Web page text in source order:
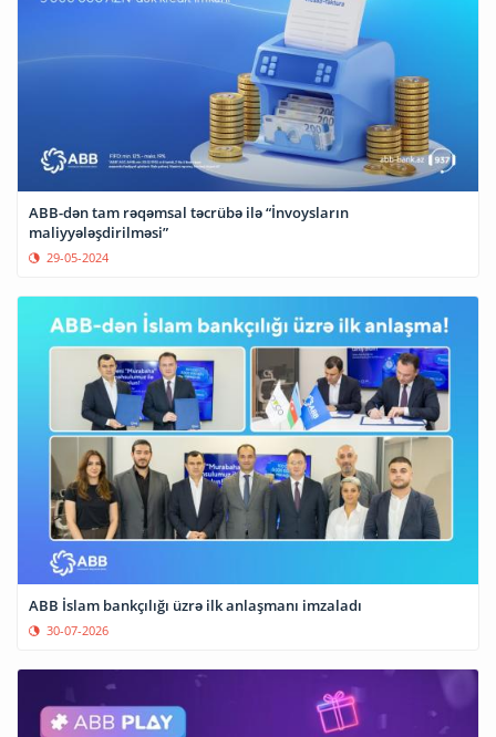
ABB-dən tam rəqəmsal təcrübə ilə “İnvoysların
maliyyələşdirilməsi”
29-05-2024
ABB İslam bankçılığı üzrə ilk anlaşmanı imzaladı
30-07-2026